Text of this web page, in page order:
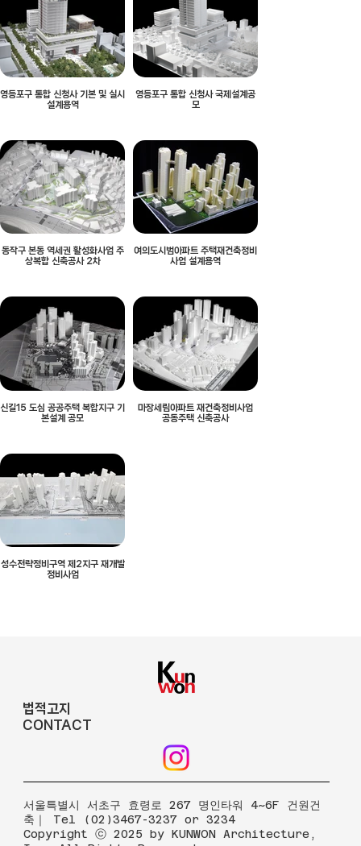
영등포구 통합 신청사 기본 및 실시
설계용역
영등포구 통합 신청사 국제설계공
모
동작구 본동 역세권 활성화사업 주
상복합 신축공사 2차
여의도시범아파트 주택재건축정비
사업 설계용역
신길15 도심 공공주택 복합지구 기
본설계 공모
마장세림아파트 재건축정비사업
공동주택 신축공사
성수전략정비구역 제2지구 재개발
정비사업
법적고지
CONTACT
​서울특별시 서초구 효령로 267 명인타워 4~6F 건원건
축｜ Tel (02)3467-3237 or 3234
Copyright ⓒ 2025 by KUNWON Architecture,